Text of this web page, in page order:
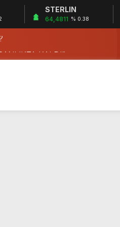
STERLIN
64,4811 % 0.38
ELLER…
DA KORUNUYOR MU?
NE KADAR?